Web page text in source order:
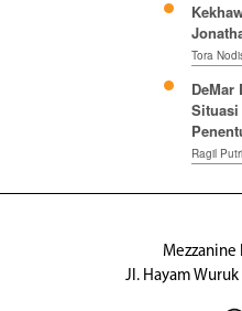
Tora
DeMar
Situasi
Ragil
Mezzanine
Jl. Hayam